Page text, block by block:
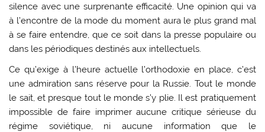
silence avec une surprenante efficacité. Une opinion qui va
à l’encontre de la mode du moment aura le plus grand mal
à se faire entendre, que ce soit dans la presse populaire ou
dans les périodiques destinés aux intellectuels.
Ce qu’exige à l’heure actuelle l’orthodoxie en place, c’est
une admiration sans réserve pour la Russie. Tout le monde
le sait, et presque tout le monde s’y plie. Il est pratiquement
impossible de faire imprimer aucune critique sérieuse du
régime soviétique, ni aucune information que le